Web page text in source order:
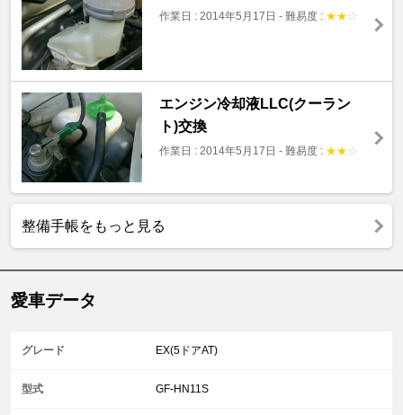
作業日 : 2014年5月17日 - 難易度 : ★★ ☆
エンジン冷却液LLC(クーラン
ト)交換
作業日 : 2014年5月17日 - 難易度 : ★★ ☆
整備手帳をもっと見る
愛車データ
グレード EX(5ドアAT)
型式 GF-HN11S